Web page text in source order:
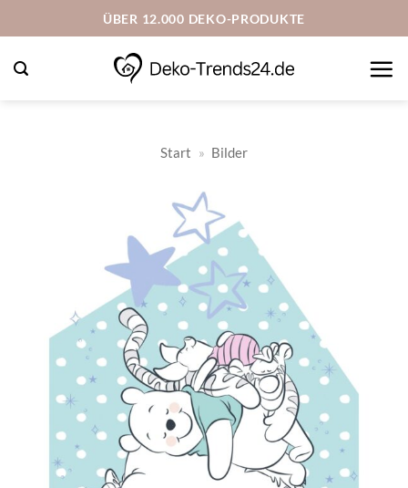
Inhalt
springen
ÜBER 12.000 DEKO-PRODUKTE
Start » Bilder